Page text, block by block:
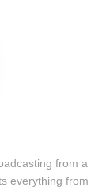
from a
everything from